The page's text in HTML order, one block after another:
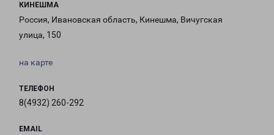
КИНЕШМА
Россия, Ивановская область, Кинешма, Вичугская
улица, 150
на карте
ТЕЛЕФОН
8(4932) 260-292
EMAIL